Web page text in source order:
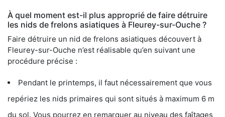
À quel moment est-il plus approprié de faire détruire
les nids de frelons asiatiques à Fleurey-sur-Ouche ?
Faire détruire un nid de frelons asiatiques découvert à
Fleurey-sur-Ouche n’est réalisable qu’en suivant une
procédure précise :
Pendant le printemps, il faut nécessairement que vous
repériez les nids primaires qui sont situés à maximum 6 m
du sol. Vous pourrez en remarquer au niveau des faîtages